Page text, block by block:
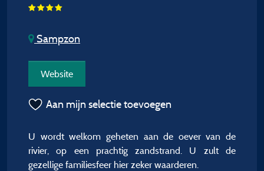
Sampzon
Website
Aan mijn selectie toevoegen
U wordt welkom geheten aan de oever van de
rivier, op een prachtig zandstrand. U zult de
gezellige familiesfeer hier zeker waarderen.